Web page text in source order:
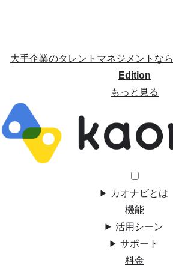
大手企業のタレントマネジメントなら
Edition
もっと見る
カオナビとは
機能
活用シーン
サポート
料金